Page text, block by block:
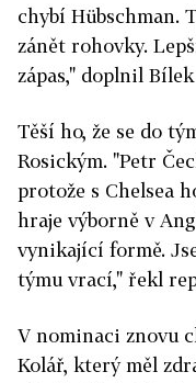
chybí Hübschman.
zánět rohovky.
zápas," doplnil Bílek
Těší ho, že se do
Rosickým. "Petr
protože s Chelsea
hraje výborně v
vynikající formě.
týmu vrací," řekl
V nominaci znovu
Kolář, který měl